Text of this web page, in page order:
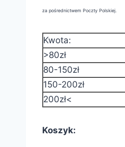
za pośrednictwem Poczty Polskiej.
Kwota:
>80zł
80-150zł
150-200zł
200zł<
Koszyk: